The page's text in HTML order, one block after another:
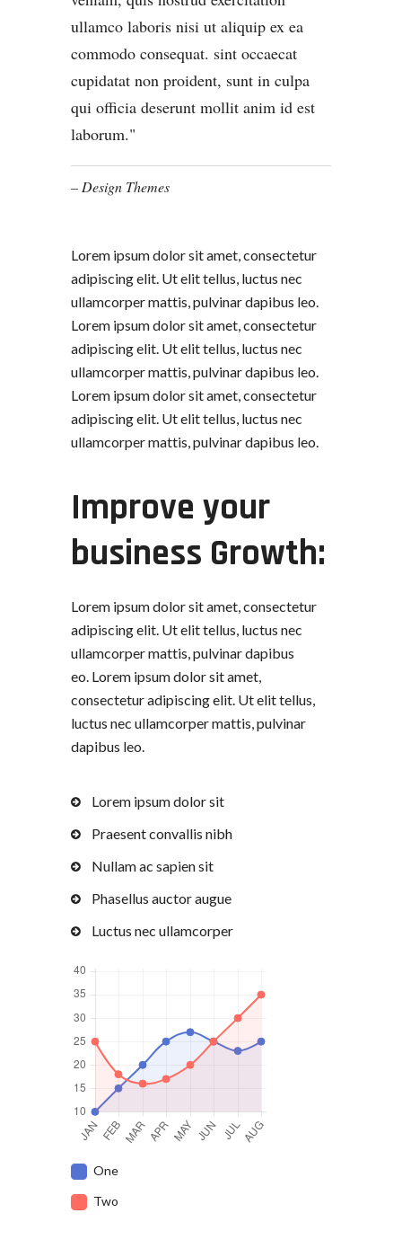
ullamco laboris nisi ut aliquip ex ea
commodo consequat. sint occaecat
cupidatat non proident, sunt in culpa
qui officia deserunt mollit anim id est
laborum.
– Design Themes
Lorem ipsum dolor sit amet, consectetur
adipiscing elit. Ut elit tellus, luctus nec
ullamcorper mattis, pulvinar dapibus leo.
Lorem ipsum dolor sit amet, consectetur
adipiscing elit. Ut elit tellus, luctus nec
ullamcorper mattis, pulvinar dapibus leo.
Lorem ipsum dolor sit amet, consectetur
adipiscing elit. Ut elit tellus, luctus nec
ullamcorper mattis, pulvinar dapibus leo.
Improve your
business Growth:
Lorem ipsum dolor sit amet, consectetur
adipiscing elit. Ut elit tellus, luctus nec
ullamcorper mattis, pulvinar dapibus
eo. Lorem ipsum dolor sit amet,
consectetur adipiscing elit. Ut elit tellus,
luctus nec ullamcorper mattis, pulvinar
dapibus leo.
Lorem ipsum dolor sit
Praesent convallis nibh
Nullam ac sapien sit
Phasellus auctor augue
Luctus nec ullamcorper
One
Two